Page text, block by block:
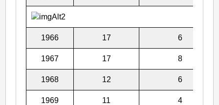
1966 17 6
1967 17 8
1968 12 6
1969 11 4